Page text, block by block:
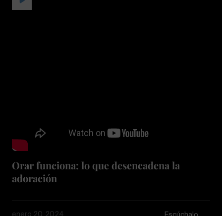
Orar funciona: lo que desencadena la
adoración